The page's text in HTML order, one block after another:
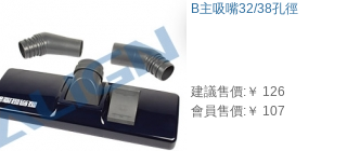
B主吸嘴32/38孔徑
建議售價:￥ 126
會員售價:￥ 107